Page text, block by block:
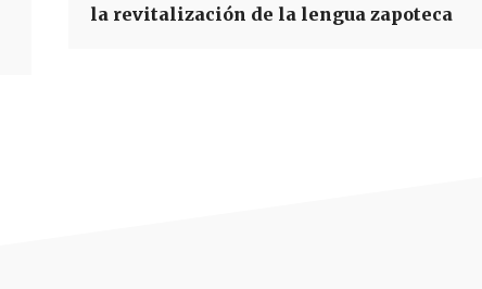
la revitalización de la lengua zapoteca